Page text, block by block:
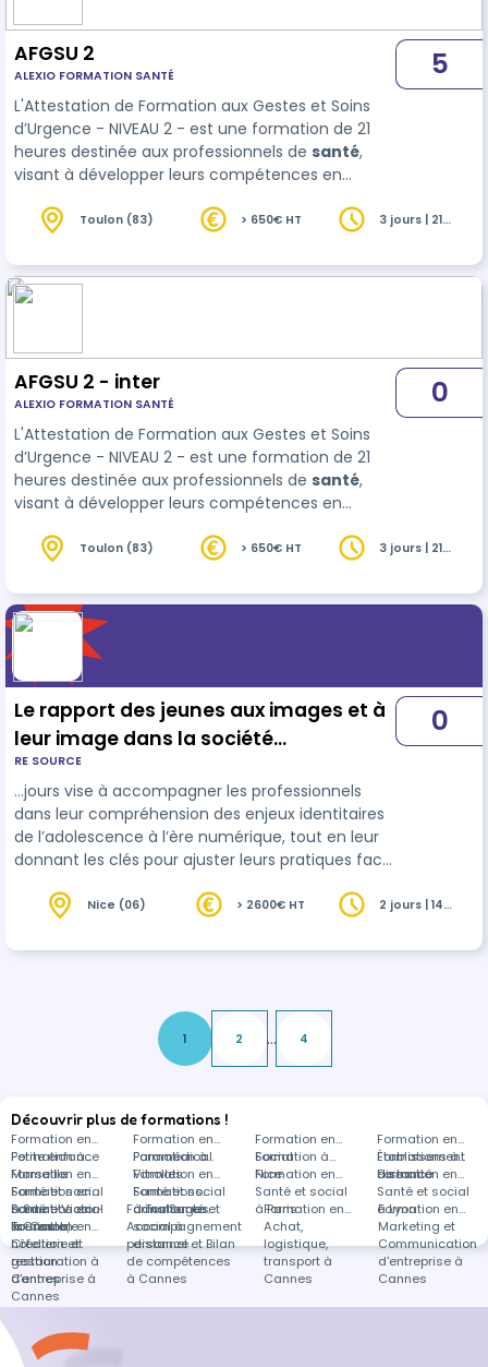
AFGSU 2
ALEXIO FORMATION SANTÉ
L'Attestation de Formation aux Gestes et Soins
d’Urgence - NIVEAU 2 - est une formation de 21
heures destinée aux professionnels de santé,
visant à développer leurs compétences en
vitales et potentielles, ainsi qu’en gestion des
des ateliers pratiques et des mises en situation
réalistes,…
5
Toulon (83) > 650€ HT
3 jours | 21
AFGSU 2 - inter
ALEXIO FORMATION SANTÉ
L'Attestation de Formation aux Gestes et Soins
d’Urgence - NIVEAU 2 - est une formation de 21
heures destinée aux professionnels de santé,
visant à développer leurs compétences en
vitales et potentielles, ainsi qu’en gestion des
des ateliers pratiques et des mises en situation
réalistes,…
0
Toulon (83) > 650€ HT
3 jours | 21
Le rapport des jeunes aux images et à
leur image dans la société
contemporaine
RE SOURCE
…jours vise à accompagner les professionnels
dans leur compréhension des enjeux identitaires
de l’adolescence à l’ère numérique, tout en leur
donnant les clés pour ajuster leurs pratiques face
problématiques psycho social es des jeunes.
psychologique et pratiques cliniques pour aider à
0
Nice (06) > 2600€ HT
2 jours | 14
1 2 ... 4
Découvrir plus de formations !
Formation en
Petite enfance
Formation en
Paramédical
Formation en
Social
Formation en
Établissement
de santé
Formation à
Marseille
Formation à
Vitrolles
Formation à
Nice
Formations à
distance
Formation en
Santé et social
à Saint-Victor-
la-Coste
Formation en
Santé et social
à Toulouges
Formation en
Santé et social
à Paris
Formation en
Santé et social
à Lyon
Formation en
Santé et social
à Grenoble
Formations
dans Santé et
social à
distance
Formation en
Tourisme,
hôtellerie et
restauration à
Cannes
Formation en
Accompagnement
personnel et Bilan
de compétences
à Cannes
Formation en
Achat,
logistique,
transport à
Cannes
Formation en
Marketing et
Communication
d'entreprise à
Cannes
Formation en
Création et
gestion
d'entreprise à
Cannes